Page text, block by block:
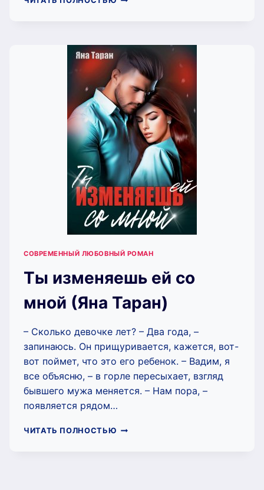
СКОРОСТЯХ
(ЯНА
ТАРАН)
СОВРЕМЕННЫЙ ЛЮБОВНЫЙ РОМАН
Ты изменяешь ей со
мной (Яна Таран)
– Сколько девочке лет? – Два года, –
запинаюсь. Он прищуривается, кажется, вот-
вот поймет, что это его ребенок. – Вадим, я
все объясню, – в горле пересыхает, взгляд
бывшего мужа меняется. – Нам пора, –
появляется рядом…
ЧИТАТЬ ПОЛНОСТЬЮ ТЫ